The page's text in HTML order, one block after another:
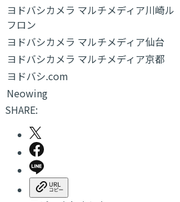
ヨドバシカメラ マルチメディア川崎ル
フロン
ヨドバシカメラ マルチメディア仙台
ヨドバシカメラ マルチメディア京都
ヨドバシ.com
Neowing
SHARE: